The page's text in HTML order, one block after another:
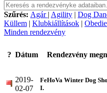
Szűrés: Agár | Agility | Dog
Küllem | Klubkiállítások |
Minden rendezvény
? Dátum Rendezvény
2019-
02-07
FeHoVa Winter Dog
I.